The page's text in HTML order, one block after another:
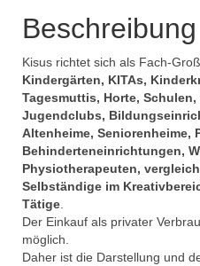
Beschreibung
Kisus richtet sich als Fach-
Kindergärten, KITAs,
Tagesmuttis, Horte,
Jugendclubs,
Altenheime, Seniorenheime,
Behinderteneinrichtungen,
Physiotherapeuten,
Selbständige im
Tätige.
Der Einkauf als privater
möglich.
Daher ist die Darstellung und